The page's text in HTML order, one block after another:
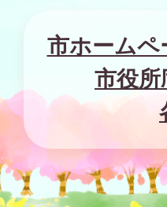
市ホームペ
市役所